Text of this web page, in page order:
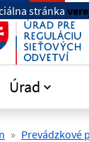
stránka
Úrad
Prevádzkové